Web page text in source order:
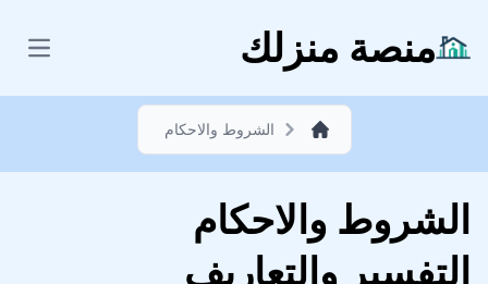
منصة منزلك
الشروط والاحكام
الشروط والاحكام
التفسير والتعاريف